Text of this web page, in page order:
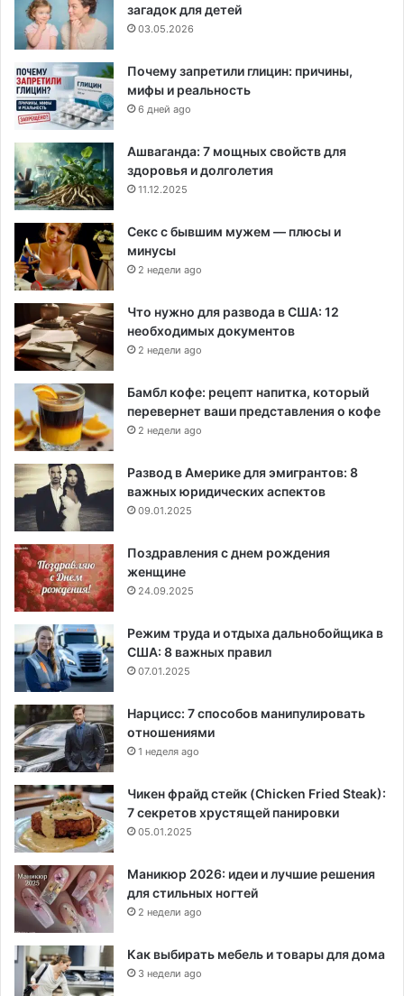
загадок для детей
03.05.2026
Почему запретили глицин: причины,
мифы и реальность
6 дней ago
Ашваганда: 7 мощных свойств для
здоровья и долголетия
11.12.2025
Секс с бывшим мужем — плюсы и
минусы
2 недели ago
Что нужно для развода в США: 12
необходимых документов
2 недели ago
Бамбл кофе: рецепт напитка, который
перевернет ваши представления о кофе
2 недели ago
Развод в Америке для эмигрантов: 8
важных юридических аспектов
09.01.2025
Поздравления с днем рождения
женщине
24.09.2025
Режим труда и отдыха дальнобойщика в
США: 8 важных правил
07.01.2025
Нарцисс: 7 способов манипулировать
отношениями
1 неделя ago
Чикен фрайд стейк (Chicken Fried Steak):
7 секретов хрустящей панировки
05.01.2025
Маникюр 2026: идеи и лучшие решения
для стильных ногтей
2 недели ago
Как выбирать мебель и товары для дома
3 недели ago